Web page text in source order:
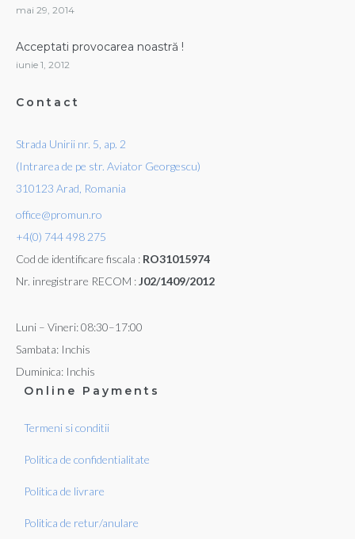
mai 29, 2014
Acceptati provocarea noastră !
iunie 1, 2012
Contact
Strada Unirii nr. 5, ap. 2
(Intrarea de pe str. Aviator Georgescu)
310123 Arad, Romania
office@promun.ro
+4(0) 744 498 275
Cod de identificare fiscala : RO31015974
Nr. inregistrare RECOM :J02/1409/2012
Luni – Vineri: 08:30–17:00
Sambata: Inchis
Duminica: Inchis
Online Payments
Termeni si conditii
Politica de confidentialitate
Politica de livrare
Politica de retur/anulare